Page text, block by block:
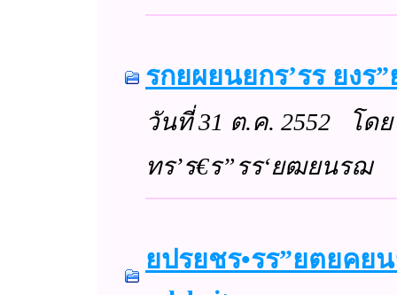
รกยผยนยกร’รร ยงร”ย
วันที่ 31 ต.ค. 2552 โดย
ทร’ร€ร”รร‘ยฒยนรฌ
ยปรยชร•รร”ยตยคยน